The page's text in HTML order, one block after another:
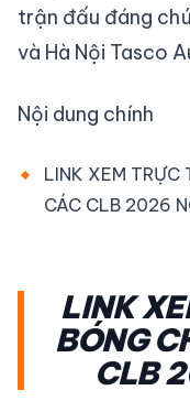
trận đấu đáng
và Hà Nội Tasco
Nội dung chính
LINK XEM TRỰC
CÁC CLB 2026
LINK
BÓNG
CLB